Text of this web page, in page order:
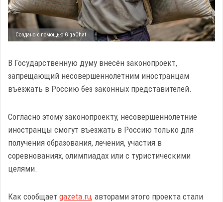
Создано с помощью GigaChat
В Государственную думу внесён законопроект,
запрещающий несовершеннолетним иностранцам
въезжать в Россию без законных представителей.
Согласно этому законопроекту, несовершеннолетние
иностранцы смогут въезжать в Россию только для
получения образования, лечения, участия в
соревнованиях, олимпиадах или с туристическими
целями.
Как сообщает gazeta.ru, авторами этого проекта стали